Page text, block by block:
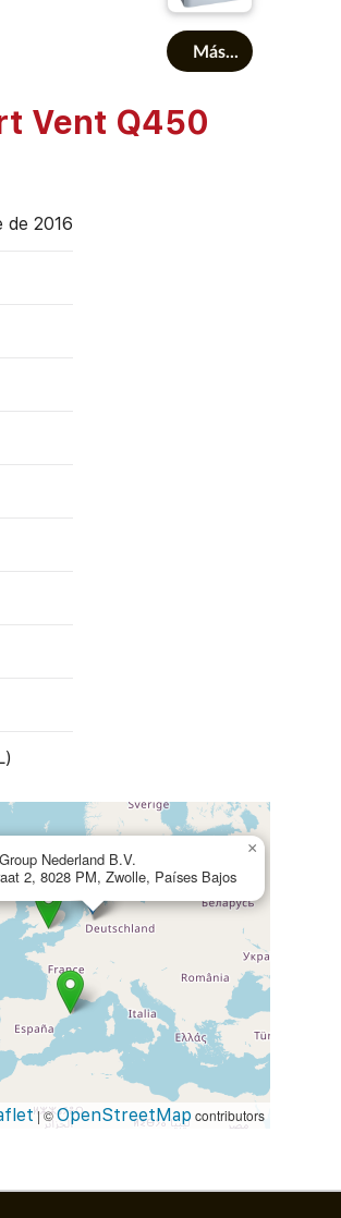
Más...
Vent Q450
de 2016
Nederland B.V.
2, 8028 PM, Zwolle, Países Bajos
×
|©OpenStreetMap contributors